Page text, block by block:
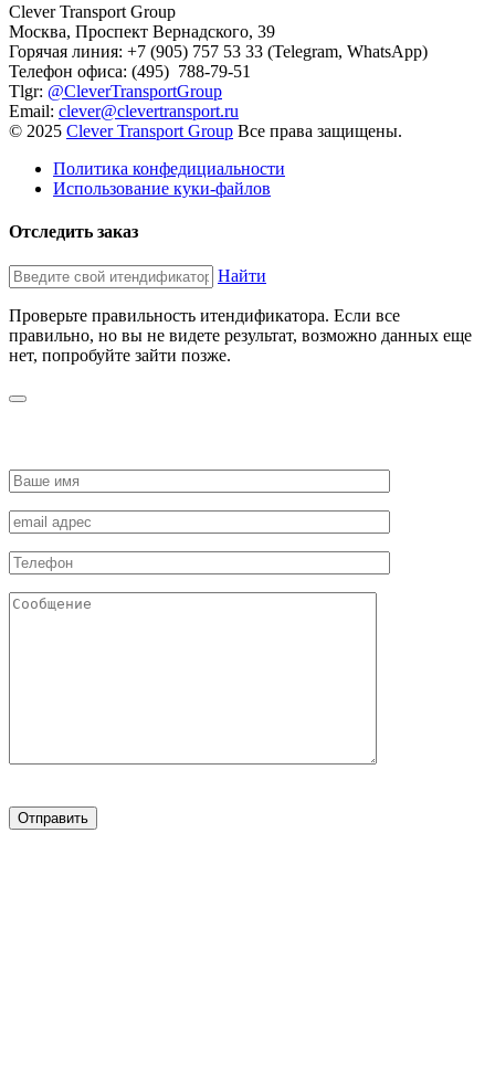
Clever Transport Group
Москва, Проспект Вернадского, 39
Горячая линия: +7 (905) 757 53 33 (Telegram, WhatsApp)
Телефон офиса: (495) 788-79-51
Tlgr: @CleverTransportGroup
Email: clever@clevertransport.ru
© 2025 Clever Transport Group Все права защищены.
Политика конфедициальности
Использование куки-файлов
Отследить заказ
Найти
Проверьте правильность итендификатора. Если все
правильно, но вы не видете результат, возможно данных еще
нет, попробуйте зайти позже.